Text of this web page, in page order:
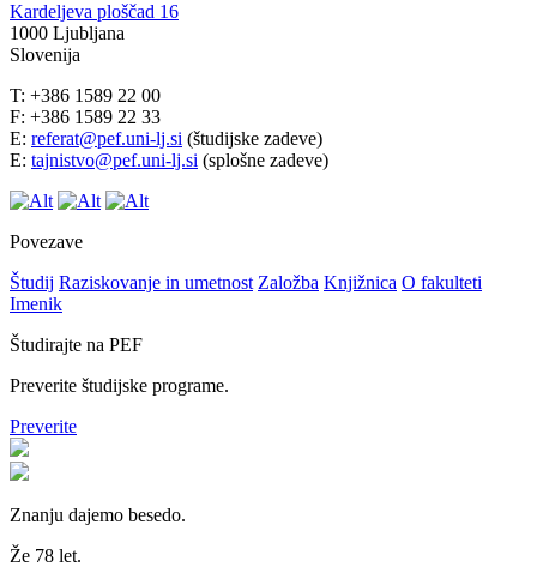
Kardeljeva ploščad 16
1000 Ljubljana
Slovenija
T: +386 1589 22 00
F: +386 1589 22 33
E: referat@pef.uni-lj.si (študijske zadeve)
E: tajnistvo@pef.uni-lj.si (splošne zadeve)
Povezave
Študij Raziskovanje in umetnost Založba Knjižnica O fakulteti
Imenik
Študirajte na PEF
Preverite študijske programe.
Preverite
Znanju dajemo besedo.
Že 78 let.